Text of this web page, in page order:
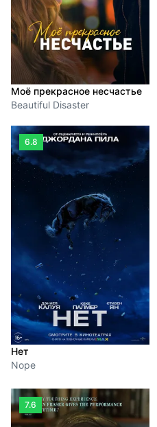
Моё прекрасное несчастье
Beautiful Disaster
6.8
Нет
Nope
7.6